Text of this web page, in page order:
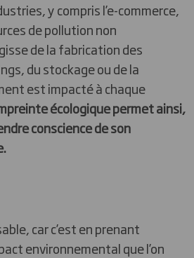
y compris l’e-commerce,
de pollution non
de la fabrication des
du stockage ou de la
est impacté à chaque
écologique permet ainsi,
conscience de son
car c’est en prenant
environnemental que l’on